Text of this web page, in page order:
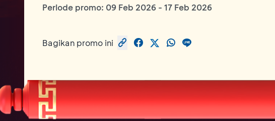
Periode promo: 09 Feb 2026 - 17 Feb 2026
Bagikan promo ini